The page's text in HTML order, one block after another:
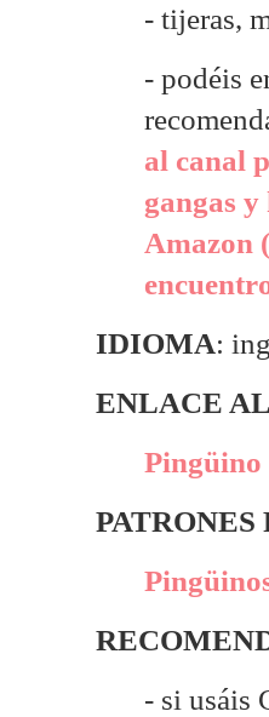
- tijeras,
- podéis
al canal
gangas
Amazon
IDIOMA:
ENLACE
- si usáis